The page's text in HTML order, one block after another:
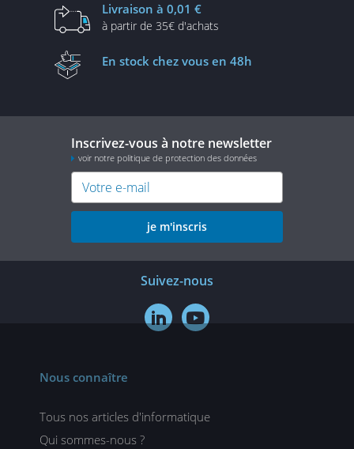
Livraison à 0,01 €
à partir de 35€ d'achats
En stock chez vous en 48h
Inscrivez-vous à notre newsletter
voir notre politique de protection des données
je m'inscris
Suivez-nous
 
Nous connaître
Tous nos articles d'informatique
Qui sommes-nous ?